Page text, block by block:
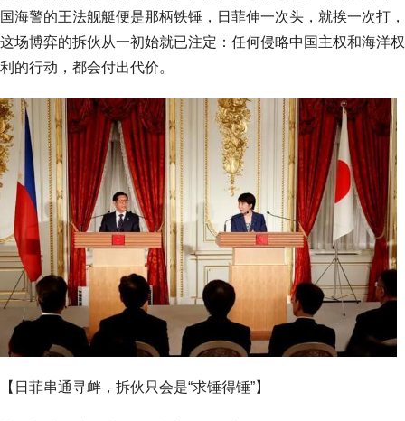
国海警的王法舰艇便是那柄铁锤，日菲伸一次头，就挨一次打，
这场博弈的拆伙从一初始就已注定：任何侵略中国主权和海洋权
利的行动，都会付出代价。
【日菲串通寻衅，拆伙只会是“求锤得锤”】